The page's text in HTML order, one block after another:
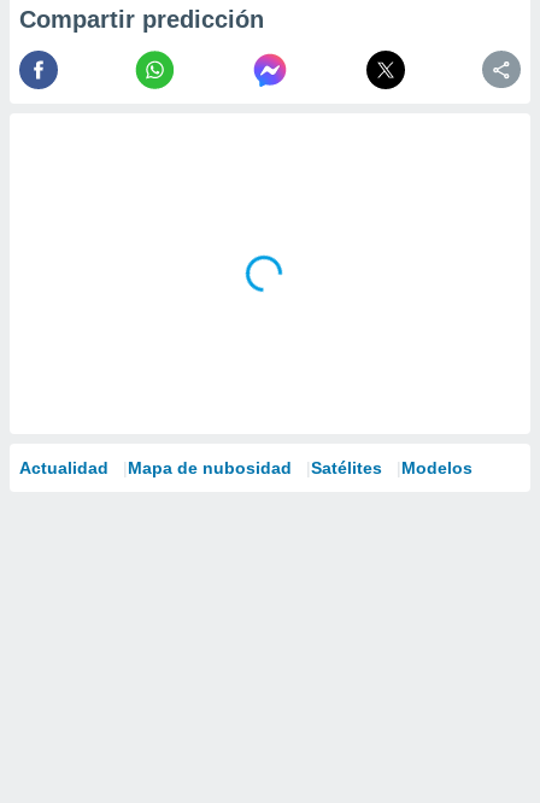
Compartir predicción
Actualidad Mapa de nubosidad Satélites Modelos